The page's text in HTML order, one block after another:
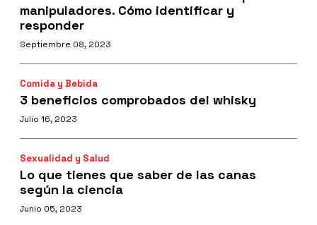
manipuladores. Cómo identificar y
responder
Septiembre 08, 2023
Comida y Bebida
3 beneficios comprobados del whisky
Julio 16, 2023
Sexualidad y Salud
Lo que tienes que saber de las canas
según la ciencia
Junio 05, 2023